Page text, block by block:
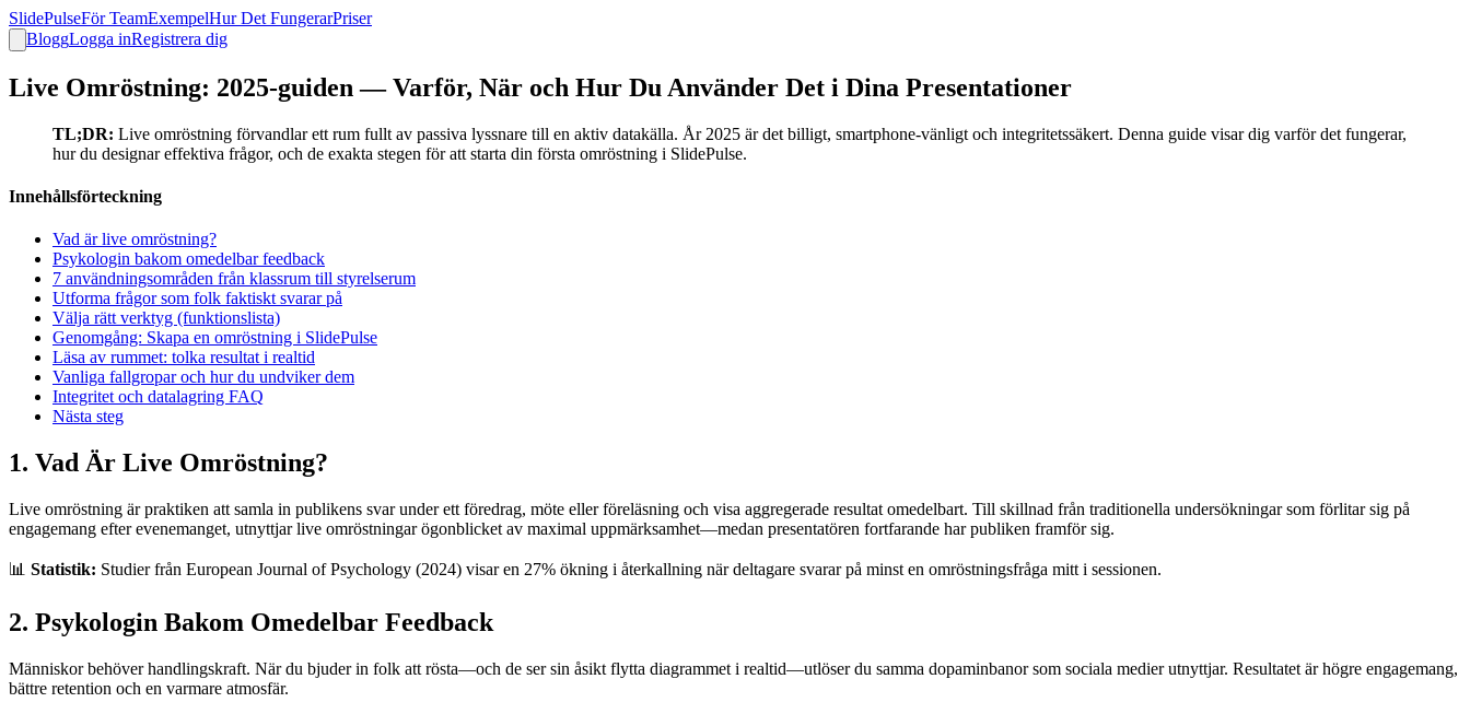
SlidePulseFör TeamExempelHur Det FungerarPriser
BloggLogga inRegistrera dig
Live Omröstning: 2025-guiden — Varför, När och Hur Du Använder Det i Dina Presentationer
TL;DR: Live omröstning förvandlar ett rum fullt av passiva lyssnare till en aktiv datakälla. År 2025 är det billigt, smartphone-vänligt och integritetssäkert. Denna guide visar dig varför det fungerar,
hur du designar effektiva frågor, och de exakta stegen för att starta din första omröstning i SlidePulse.
Innehållsförteckning
Vad är live omröstning?
Psykologin bakom omedelbar feedback
7 användningsområden från klassrum till styrelserum
Utforma frågor som folk faktiskt svarar på
Välja rätt verktyg (funktionslista)
Genomgång: Skapa en omröstning i SlidePulse
Läsa av rummet: tolka resultat i realtid
Vanliga fallgropar och hur du undviker dem
Integritet och datalagring FAQ
Nästa steg
1. Vad Är Live Omröstning?
Live omröstning är praktiken att samla in publikens svar under ett föredrag, möte eller föreläsning och visa aggregerade resultat omedelbart. Till skillnad från traditionella undersökningar som förlitar sig på
engagemang efter evenemanget, utnyttjar live omröstningar ögonblicket av maximal uppmärksamhet—medan presentatören fortfarande har publiken framför sig.
📊 Statistik: Studier från European Journal of Psychology (2024) visar en 27% ökning i återkallning när deltagare svarar på minst en omröstningsfråga mitt i sessionen.
2. Psykologin Bakom Omedelbar Feedback
Människor behöver handlingskraft. När du bjuder in folk att rösta—och de ser sin åsikt flytta diagrammet i realtid—utlöser du samma dopaminbanor som sociala medier utnyttjar. Resultatet är högre engagemang,
bättre retention och en varmare atmosfär.